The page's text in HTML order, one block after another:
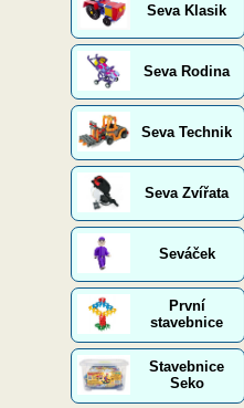
Seva Klasik
Seva Rodina
Seva Technik
Seva Zvířata
Seváček
První
stavebnice
Stavebnice
Seko